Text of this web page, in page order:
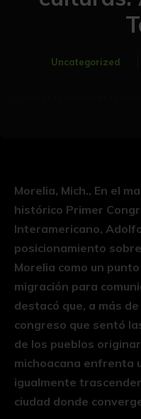
Uncategorized
Morelia, Mich., En el
histórico Primer
Interamericano,
posicionamiento
Morelia como un
migración para
destacó que, a más
congreso que sentó
de los pueblos
michoacana enfrenta
igualmente
ciudad donde